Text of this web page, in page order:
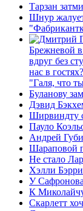
Тарзан
Шнур
Брежневой
вдруг без
нас в
"Галя, что
Буланову
Дэвид
Ширвиндту
Пауло
Андрей
Шараповой
Не стало
Хэлли
У
К
Скарлетт